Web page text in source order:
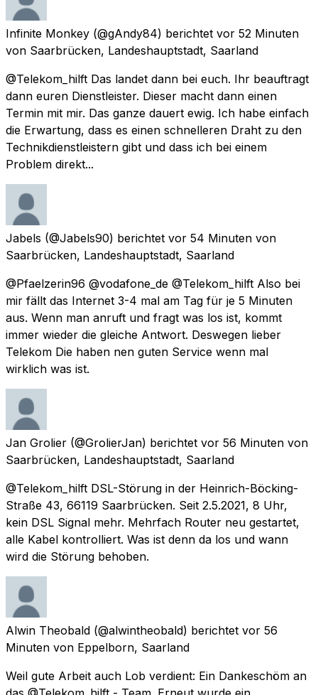
Infinite Monkey (@gAndy84) berichtet vor 52 Minuten
von Saarbrücken, Landeshauptstadt, Saarland
@Telekom_hilft Das landet dann bei euch. Ihr beauftragt
dann euren Dienstleister. Dieser macht dann einen
Termin mit mir. Das ganze dauert ewig. Ich habe einfach
die Erwartung, dass es einen schnelleren Draht zu den
Technikdienstleistern gibt und dass ich bei einem
Problem direkt...
Jabels (@Jabels90) berichtet vor 54 Minuten von
Saarbrücken, Landeshauptstadt, Saarland
@Pfaelzerin96 @vodafone_de @Telekom_hilft Also bei
mir fällt das Internet 3-4 mal am Tag für je 5 Minuten
aus. Wenn man anruft und fragt was los ist, kommt
immer wieder die gleiche Antwort. Deswegen lieber
Telekom Die haben nen guten Service wenn mal
wirklich was ist.
Jan Grolier (@GrolierJan) berichtet vor 56 Minuten von
Saarbrücken, Landeshauptstadt, Saarland
@Telekom_hilft DSL-Störung in der Heinrich-Böcking-
Straße 43, 66119 Saarbrücken. Seit 2.5.2021, 8 Uhr,
kein DSL Signal mehr. Mehrfach Router neu gestartet,
alle Kabel kontrolliert. Was ist denn da los und wann
wird die Störung behoben.
Alwin Theobald (@alwintheobald) berichtet vor 56
Minuten von Eppelborn, Saarland
Weil gute Arbeit auch Lob verdient: Ein Dankeschöm an